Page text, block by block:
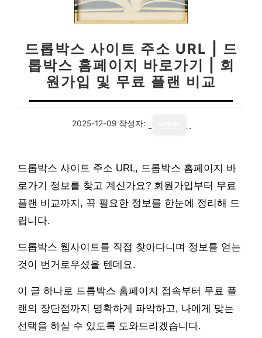
드롭박스 사이트 주소 URL | 드
롭박스 홈페이지 바로가기 | 회
원가입 및 무료 플랜 비교
2025-12-09 작성자:
드롭박스 사이트 주소 URL, 드롭박스 홈페이지 바
로가기 정보를 찾고 계신가요? 회원가입부터 무료
플랜 비교까지, 꼭 필요한 정보를 한눈에 정리해 드
립니다.
드롭박스 웹사이트를 직접 찾아다니며 정보를 얻는
것이 번거로우셨을 텐데요.
이 글 하나로 드롭박스 홈페이지 접속부터 무료 플
랜의 장단점까지 명확하게 파악하고, 나에게 맞는
선택을 하실 수 있도록 도와드리겠습니다.